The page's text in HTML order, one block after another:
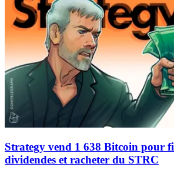
Strategy vend 1 638 Bitcoin pour
dividendes et racheter du STRC